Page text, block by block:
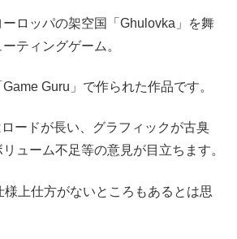
ロッパの架空国「Ghulovka」を舞
ティングゲーム。
Guru」で作られた作品です。
ードが長い、グラフィックが古臭
ューム不足等の意見が目立ちます。
様上仕方がないところもあるとは思